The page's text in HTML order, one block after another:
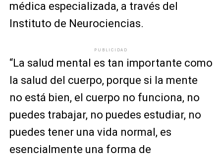
médica especializada, a través del
Instituto de Neurociencias.
PUBLICIDAD
“La salud mental es tan importante como
la salud del cuerpo, porque si la mente
no está bien, el cuerpo no funciona, no
puedes trabajar, no puedes estudiar, no
puedes tener una vida normal, es
esencialmente una forma de